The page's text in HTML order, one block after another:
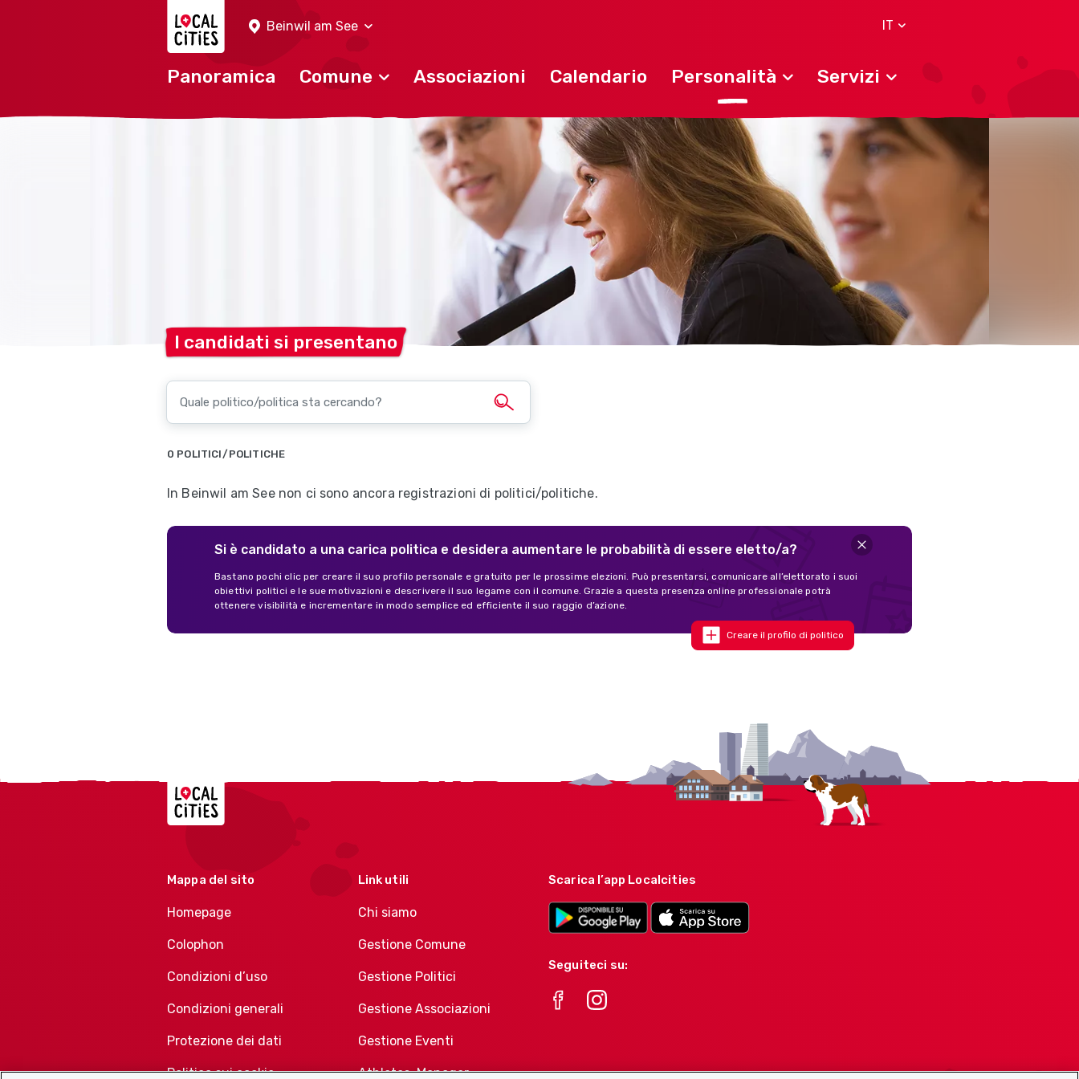
Beinwil am See
IT
Panoramica Comune Associazioni Calendario Personalità Servizi
I candidati si presentano
0 POLITICI/POLITICHE
In Beinwil am See non ci sono ancora registrazioni di politici/politiche.
Si è candidato a una carica politica e desidera aumentare le probabilità di essere eletto/a?
Bastano pochi clic per creare il suo profilo personale e gratuito per le prossime elezioni. Può presentarsi, comunicare all’elettorato i suoi
obiettivi politici e le sue motivazioni e descrivere il suo legame con il comune. Grazie a questa presenza online professionale potrà
ottenere visibilità e incrementare in modo semplice ed efficiente il suo raggio d’azione.
Creare il profilo di politico
Localcities
Mappa del sito
Homepage
Colophon
Condizioni d’uso
Condizioni generali
Protezione dei dati
Politica sui cookie
Link utili
Chi siamo
Gestione Comune
Gestione Politici
Gestione Associazioni
Gestione Eventi
Athletes-Manager
Scarica l’app Localcities
Seguiteci su: